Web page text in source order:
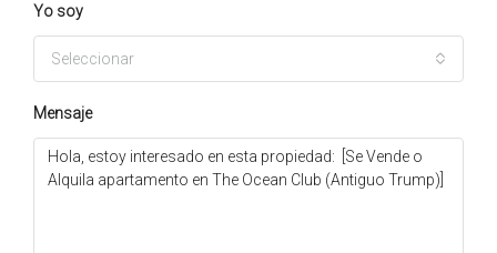
Yo soy
Seleccionar
Mensaje